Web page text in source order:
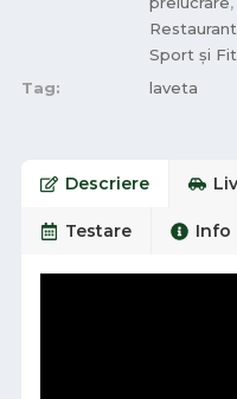
Sport și
Tag:
laveta
Descriere
Testare Info